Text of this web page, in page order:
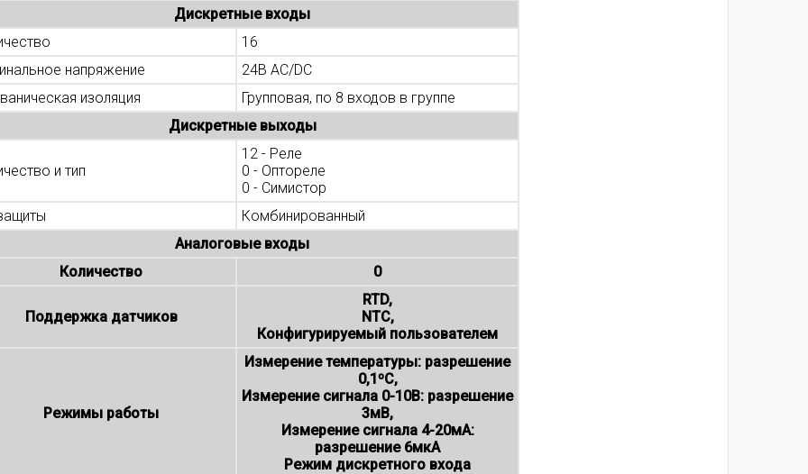
Дискретные входы
16
напряжение
24В AC/DC
изоляция
Групповая, по 8 входов в группе
Дискретные выходы
и тип
12 - Реле
0 - Оптореле
0 - Симистор
Комбинированный
Аналоговые входы
Количество
0
Поддержка датчиков
RTD,
NTC,
Конфигурируемый пользователем
Режимы работы
Измерение температуры: разрешение
0,1ºC,
Измерение сигнала 0-10В: разрешение
3мВ,
Измерение сигнала 4-20мА:
разрешение 6мкА
Режим дискретного входа